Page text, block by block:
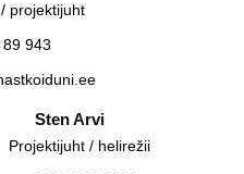
projektijuht
943
Sten Arvi
Projektijuht / helirežii